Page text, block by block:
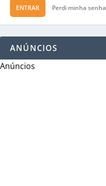
ENTRAR Perdi minha senha
ANÚNCIOS
Anúncios